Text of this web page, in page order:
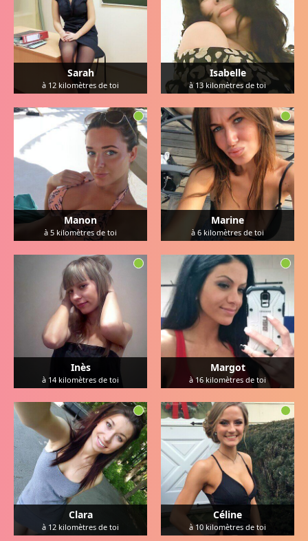
Sarah
à 12 kilomètres de toi
Isabelle
à 13kilomètres de toi
Manon
à 5 kilomètres de toi
Marine
à 6 kilomètres de toi
Inès
à 14 kilomètres de toi
Margot
à 16 kilomètres de toi
Clara
à 12 kilomètres de toi
Céline
à10 kilomètres de toi